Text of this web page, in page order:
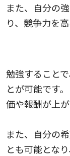
また、自分の
り、競争力を
勉強すること
とが可能です
価や報酬が上
また、自分の
とも可能とな